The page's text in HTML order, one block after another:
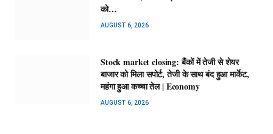
को…
AUGUST 6, 2026
Stock market closing: बैंकों में तेजी से शेयर
बाजार को मिला सपोर्ट, तेजी के साथ बंद हुआ मार्केट,
महंगा हुआ कच्चा तेल | Economy
AUGUST 6, 2026